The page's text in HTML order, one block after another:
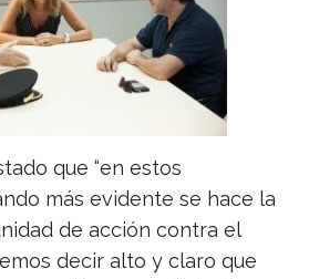
que “en estos
más evidente se hace la
de acción contra el
decir alto y claro que